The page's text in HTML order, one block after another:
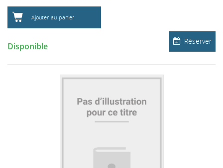
Ajouter au panier
Réserver
Disponible